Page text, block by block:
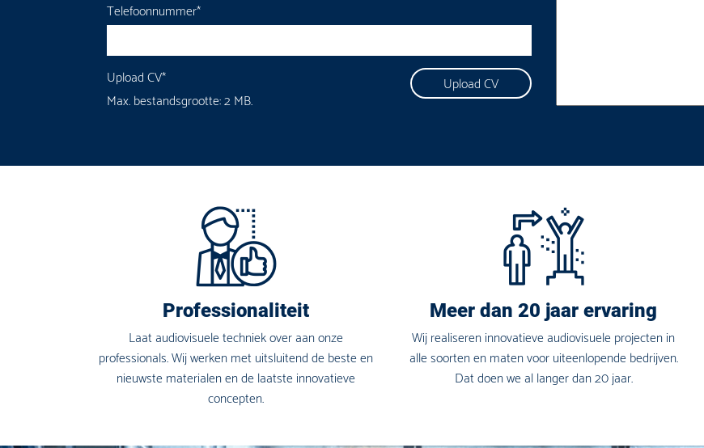
Telefoonnummer*
Upload CV*
Max. bestandsgrootte: 2 MB.
Professionaliteit
Laat audiovisuele techniek over aan onze
professionals. Wij werken met uitsluitend de beste en
nieuwste materialen en de laatste innovatieve
concepten.
Meer dan 20 jaar ervaring
Wij realiseren innovatieve audiovisuele projecten in
alle soorten en maten voor uiteenlopende bedrijven.
Dat doen we al langer dan 20 jaar.